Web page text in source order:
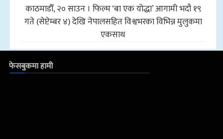
काठमाडौँ, २० साउन । फिल्म ‘बा एक योद्धा’ आगामी भदौ १९
गते (सेप्टेम्बर ४) देखि नेपालसहित विश्वभरका विभिन्न मुलुकमा
एकसाथ
फेसबुकमा हामी